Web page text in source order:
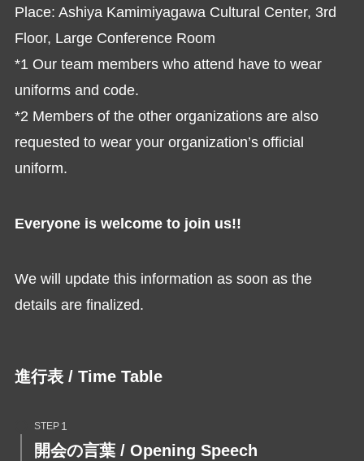
Place: Ashiya Kamimiyagawa Cultural Center, 3rd
Floor, Large Conference Room
*1 Our team members who attend have to wear
uniforms and code.
*2 Members of the other organizations are also
requested to wear your organization’s official
uniform.
Everyone is welcome to join us!!
We will update this information as soon as the
details are finalized.
進行表 / Time Table
STEP
開会の言葉/ Opening Speech